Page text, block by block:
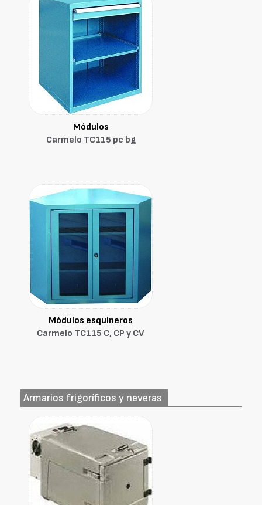
Módulos
Carmelo TC115 pc bg
Módulos esquineros
Carmelo TC115 C, CP y CV
Armarios frigoríficos y neveras